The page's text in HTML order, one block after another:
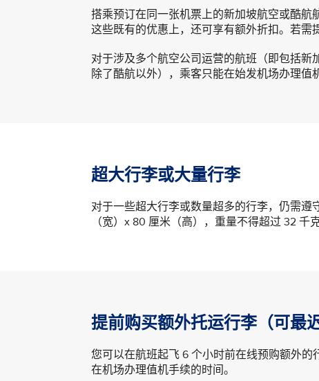
搭乘预订在同一张机票上的新加坡航空或酷航
这些既有的优惠上，还可享有额外折扣。若需
对于涉及多个航空公司运营的航班（即包括新
除了酷航以外），乘客只能在始发机场办理值
超大行李或大量行李
对于一些超大行李或数量超多的行李，仍需
（宽）x 80 厘米（高），重量不得超过 32 千克
提前购买额外托运行李（可最
您可以在航班起飞 6 个小时前在线预购额外
在机场办理值机手续的时间。